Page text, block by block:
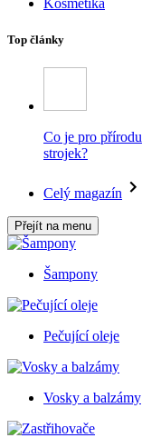
Kosmetika
Top články
Co je pro
strojek?
Celý magazín
Přejít na menu
Šampony
Pečující oleje
Vosky a balzámy